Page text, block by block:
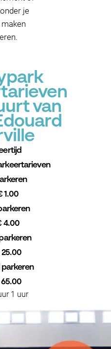
je
van
1.00
4.00
parkeren
1 uur